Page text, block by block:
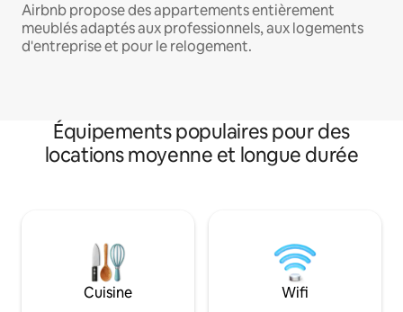
Airbnb propose des appartements entièrement
meublés adaptés aux professionnels, aux logements
d'entreprise et pour le relogement.
Équipements populaires pour des
locations moyenne et longue durée
Cuisine Wifi